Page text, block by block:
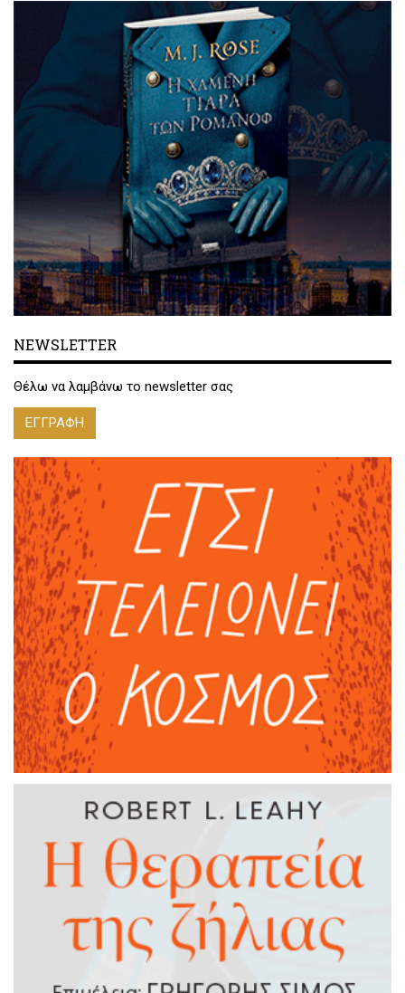
NEWSLETTER
Θέλω να λαμβάνω το newsletter σας
ΕΓΓΡΑΦΗ